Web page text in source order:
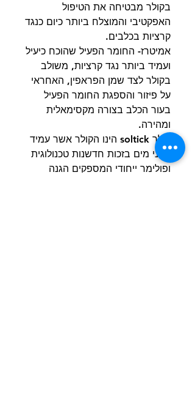
בקולר מבטיחה את הטיפול
האפקטיבי והמוצלח ביותר כיום כנגד
קרציות בכלבים.
אמיטרז- החומר הפעיל שהוכח כיעיל
ועמיד ביותר נגד קרציות, משולב
בקולר לצד שמן הפראפין, האחראי
על פיזור והספגת החומר הפעיל
בעור הכלב בצורה מקסימאלית
ומהירה.
קולר soltick הינו הקולר אשר עמיד
בפני מים בזכות חדשנות טכנולוגית
ופולימר ייחודי המספקים הגנה